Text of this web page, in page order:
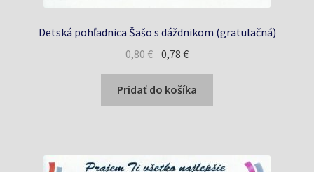
Detská pohľadnica Šašo s dáždnikom (gratulačná)
0,80€ Pôvodná
bola:
0,80 €.
0,78€Aktuálna
je:
0,78 €.
Pridať do košíka